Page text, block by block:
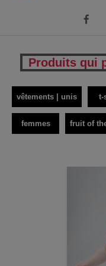
Produits qui
vêtements | unis t-
femmes fruit of